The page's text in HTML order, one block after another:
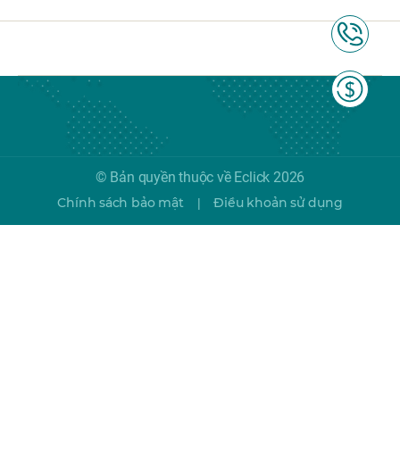
© Bản quyền thuộc về Eclick 2026
Chính sách bảo mật | Điều khoản sử dụng